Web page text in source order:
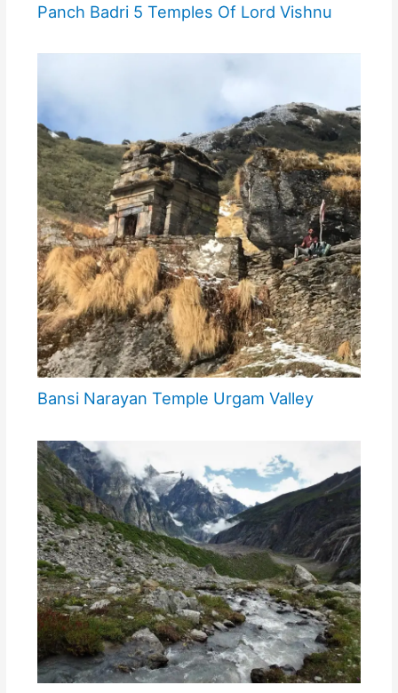
Panch Badri 5 Temples Of Lord Vishnu
Bansi Narayan Temple Urgam Valley